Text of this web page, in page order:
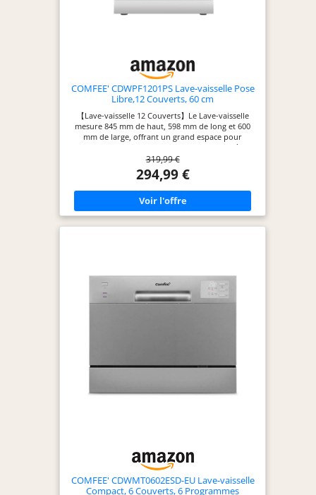
COMFEE' CDWPF1201PS Lave-vaisselle Pose
Libre,12 Couverts, 60 cm
【Lave-vaisselle 12 Couverts】Le Lave-vaisselle
mesure 845 mm de haut, 598 mm de long et 600
mm de large, offrant un grand espace pour
charger maximal de vaisselles. Le panier à
couverts peut également être retiré pour fournir
un espace supplémentaire pour les grandes
casseroles et poêles de 300 mm de diamètre, si
nécessaire. 【Séchage Intensif】La fonction de
séchage intensif offre un séchage complet (sauf
pour les cycles Rapide et Autonettoyant) sans qu'il
maintenant la température de l'eau à 72 °C, le
lavage hygiénique permet d'éliminer les taches les
plus tenaces, pour une vaisselle et des verres
propres et hygiéniques. 【Fonction Demi-charge】
gamme de lave-vaisselle COMFEE est livrée avec
*Veuillez noter qu'un peu d'eau résiduelle est
319,99 €
294,99 €
COMFEE' CDWMT0602ESD-EU Lave-vaisselle
Compact, 6 Couverts, 6 Programmes